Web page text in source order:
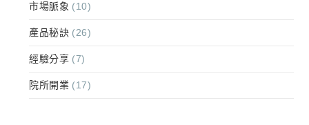
市場脈象 (10)
產品秘訣 (26)
經驗分享 (7)
院所開業 (17)